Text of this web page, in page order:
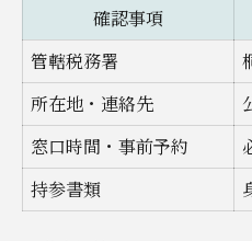
確認事項
管轄税務署
所在地・連絡先
窓口時間・事前予約
持参書類